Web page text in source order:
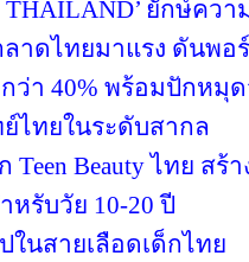
THAILAND’ ยักษ์คว
าดไทยมาแรง ดันพอ
ว่า 40% พร้อมปักหมุด
ไทยในระดับสากล
Teen Beauty ไทย สร้
ำหรับวัย 10-20 ปี
ในสายเลือดเด็กไทย